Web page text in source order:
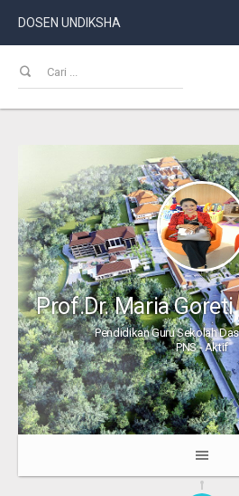
DOSEN UNDIKSHA
Pendidikan Guru Sekolah
PNS - Aktif